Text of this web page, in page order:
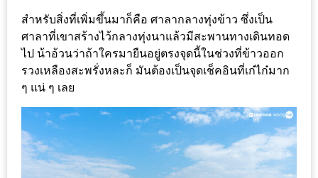
TIME
:
ทำไม
เรา
ไม่
ทำ
ทาน
เอง?
สำหรับสิ่งที่เพิ่มขึ้นมาก็คือ ศาลากลางทุ่งข้าว ซึ่งเป็น
ศาลาที่เขาสร้างไว้กลางทุ่งนาแล้วมีสะพานทางเดินทอด
ไป น้าอ้วนว่าถ้าใครมายืนอยู่ตรงจุดนี้ในช่วงที่ข้าวออก
รวงเหลืองสะพรั่งหละก็ มันต้องเป็นจุดเช็คอินที่เก๋ไก๋มาก
ๆ แน่ ๆ เลย